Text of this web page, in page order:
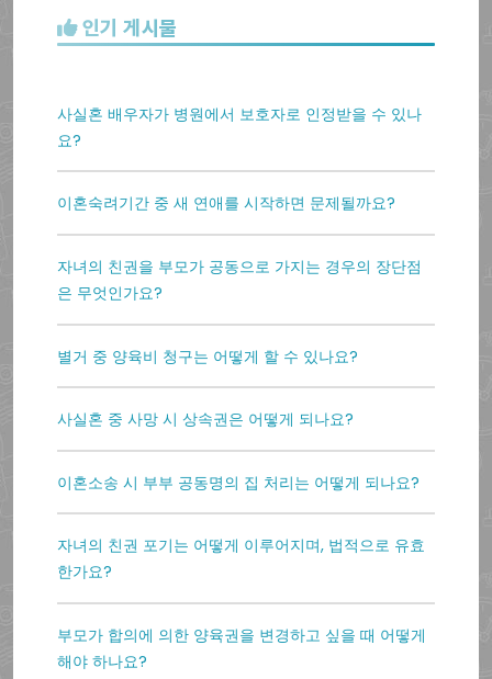
인기 게시물
사실혼 배우자가 병원에서 보호자로 인정받을 수 있나
요?
이혼숙려기간 중 새 연애를 시작하면 문제될까요?
자녀의 친권을 부모가 공동으로 가지는 경우의 장단점
은 무엇인가요?
별거 중 양육비 청구는 어떻게 할 수 있나요?
사실혼 중 사망 시 상속권은 어떻게 되나요?
이혼소송 시 부부 공동명의 집 처리는 어떻게 되나요?
자녀의 친권 포기는 어떻게 이루어지며, 법적으로 유효
한가요?
부모가 합의에 의한 양육권을 변경하고 싶을 때 어떻게
해야 하나요?